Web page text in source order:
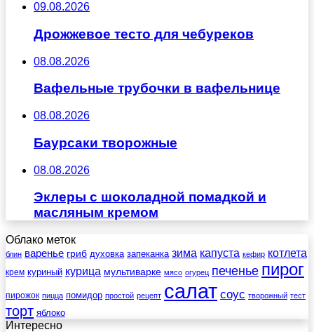
09.08.2026
Дрожжевое тесто для чебуреков
08.08.2026
Вафельные трубочки в вафельнице
08.08.2026
Баурсаки творожные
08.08.2026
Эклеры с шоколадной помадкой и
масляным кремом
Облако меток
блин варенье гриб духовка запеканка зима капуста кефир котлета
крем куриный курица мультиварке мясо огурец печенье пирог
пирожок пицца помидор простой рецепт салат соус творожный тест
торт яблоко
Интересно